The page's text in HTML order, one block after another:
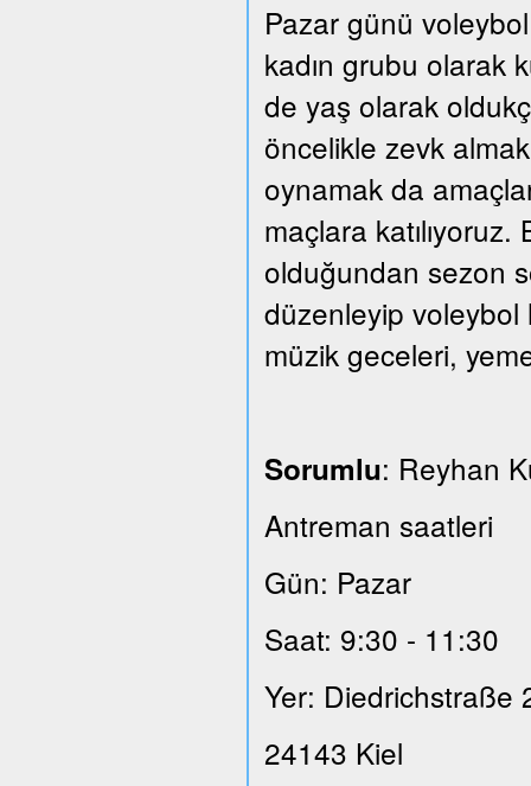
Pazar günü
kadın grubu olarak
de yaş olarak
öncelikle zevk
oynamak da
maçlara
olduğundan sezon
düzenleyip
müzik geceleri,
Sorumlu: Reyhan
Antreman saatleri
Gün: Pazar
Saat: 9:30 - 11:30
Yer: Diedrichstraße
24143 Kiel